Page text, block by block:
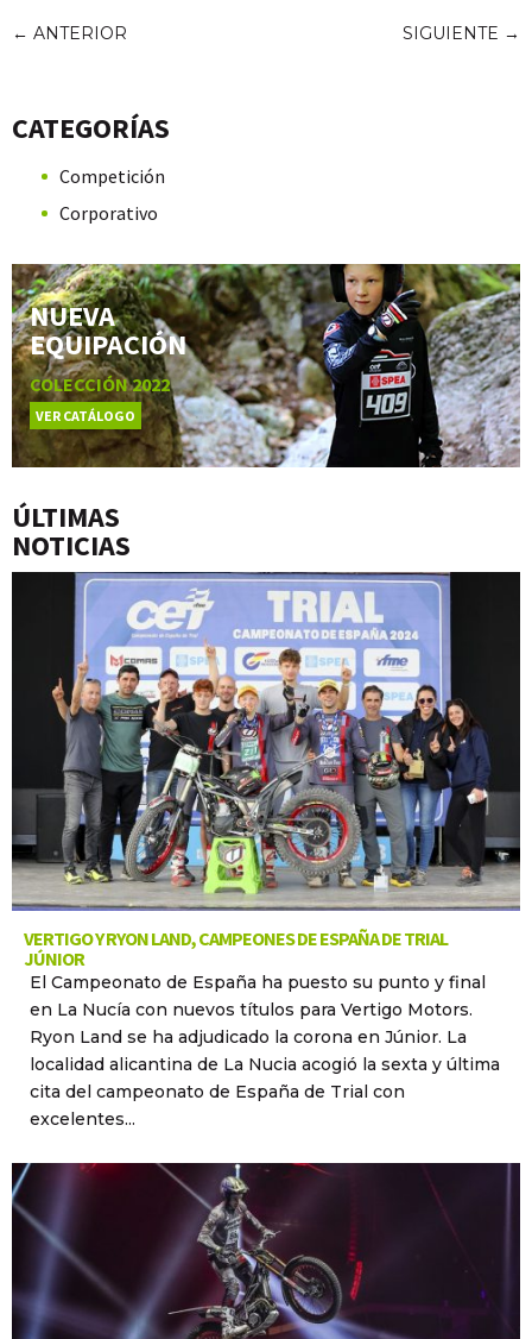
← ANTERIOR SIGUIENTE →
CATEGORÍAS
Competición
Corporativo
NUEVA
EQUIPACIÓN
COLECCIÓN 2022
VER CATÁLOGO
ÚLTIMAS
NOTICIAS
VERTIGO Y RYON LAND, CAMPEONES DE ESPAÑA DE TRIAL
JÚNIOR
El Campeonato de España ha puesto su punto y final
en La Nucía con nuevos títulos para Vertigo Motors.
Ryon Land se ha adjudicado la corona en Júnior. La
localidad alicantina de La Nucia acogió la sexta y última
cita del campeonato de España de Trial con
excelentes...